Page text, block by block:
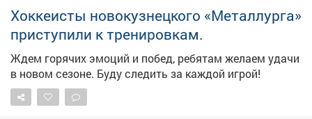
Освоили кучу туристских премудростей: от вязания
правильных узлов до чтения карты. И главное - мы
костра, смешные истории и байки - это то, что
связывает крепче суперклея. Там, вдали от
цивилизации и интернета, все становятся
настоящими. Этот поход показал нам душу Кузбасса -
Хоккеисты новокузнецкого «Металлурга»
приступили к тренировкам.
Ждем горячих эмоций и побед, ребятам желаем удачи
в новом сезоне. Буду следить за каждой игрой!